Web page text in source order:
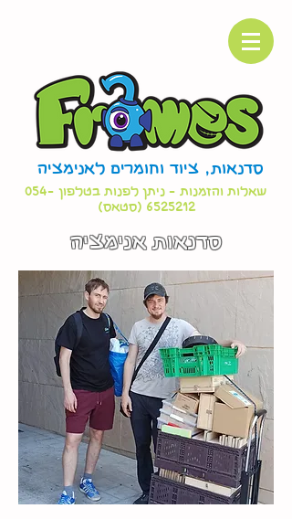
סדנאות, ציוד וחומרים לאנימציה
שאלות והזמנות - ניתן לפנות בטלפון 054-
6525212(סטאס)
סדנאות אנימציה